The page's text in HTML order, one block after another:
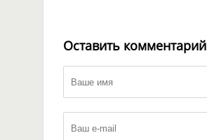
Оставить комментарий